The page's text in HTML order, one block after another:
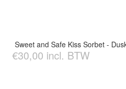
Sweet and Safe Kiss Sorbet -
€30,00 incl. BTW